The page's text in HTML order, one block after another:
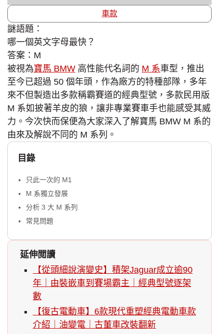
車款
謎語題：
哪一個英文字母最快？
答案：M
被視為寶馬 BMW 高性能代名詞的 M 系車型，推出
至今已超過 50 個年頭，作為廠方的特種部隊，多年
來不但製造出多款稱霸賽道的經典型號，多款民用版
M 系如披著羊皮的狼，讓非專業賽車手也能感受其威
力。今次快而保便為大家深入了解寶馬 BMW M 系的
由來及解說不同的 M 系列。
目錄
只此一次的 M1
M 系獨立發展
分析 3 大 M 系列
常見問題
延伸閲讀
【從頭細說演變史】積架Jaguar成立逾90
年｜由裝嵌車到賽場霸主｜經典型號逐架
數
【復古電動車】6款現代重塑經典電動車款
介紹｜油變電｜古董車改裝翻新